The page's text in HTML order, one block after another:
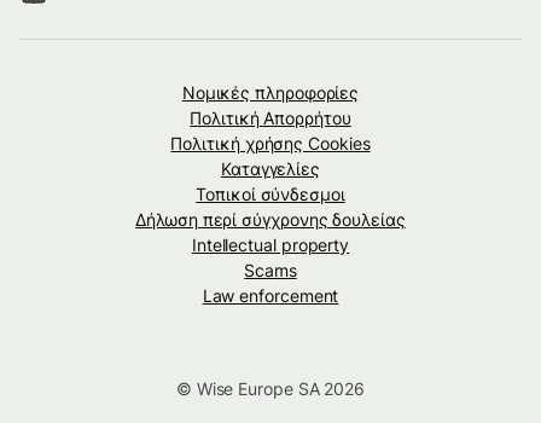
Νομικές πληροφορίες
Πολιτική Απορρήτου
Πολιτική χρήσης Cookies
Καταγγελίες
Τοπικοί σύνδεσμοι
Δήλωση περί σύγχρονης δουλείας
Intellectual property
Scams
Law enforcement
© Wise Europe SA 2026